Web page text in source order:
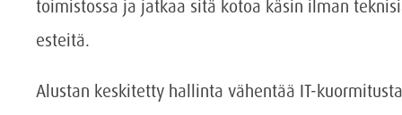
toimistossa ja jatkaa sitä kotoa käsin ilman
esteitä.
Alustan keskitetty hallinta vähentää IT-kuormitusta